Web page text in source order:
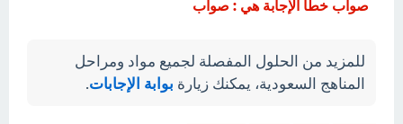
صواب خطأ الإجابة هي : صواب
للمزيد من الحلول المفصلة لجميع مواد ومراحل
المناهج السعودية، يمكنك زيارة بوابة الإجابات.